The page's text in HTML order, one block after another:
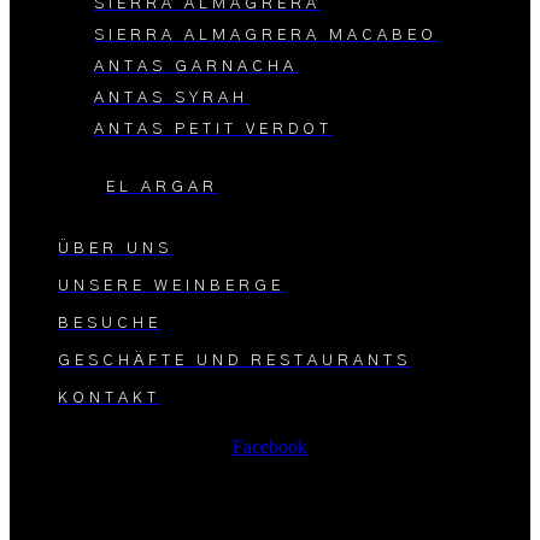
SIERRA ALMAGRERA
SIERRA ALMAGRERA MACABEO
ANTAS GARNACHA
ANTAS SYRAH
ANTAS PETIT VERDOT
EL ARGAR
ÜBER UNS
UNSERE WEINBERGE
BESUCHE
GESCHÄFTE UND RESTAURANTS
KONTAKT
Facebook